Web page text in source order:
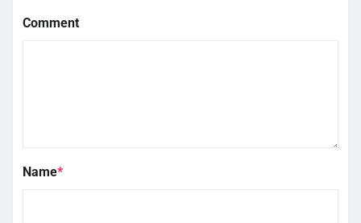
Comment
Name*